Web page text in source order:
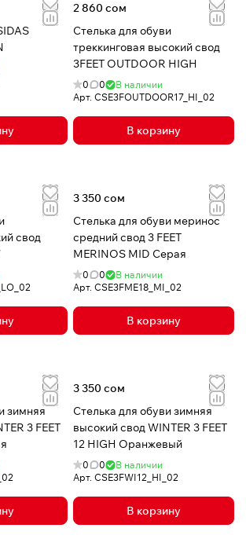
2 860 сом
Стелька для обуви
треккинговая высокий свод
3FEET OUTDOOR HIGH
0 0
В наличии
Арт. CSE3FOUTDOOR17_HI_02
В корзину
свод
3 350 сом
Стелька для обуви меринос
средний свод 3 FEET
MERINOS MID Серая
0 0
В наличии
Арт. CSE3FME18_MI_02
В корзину
зимняя
3 FEET
3 350 сом
Стелька для обуви зимняя
высокий свод WINTER 3 FEET
12 HIGH Оранжевый
0 0
В наличии
Арт. CSE3FWI12_HI_02
В корзину